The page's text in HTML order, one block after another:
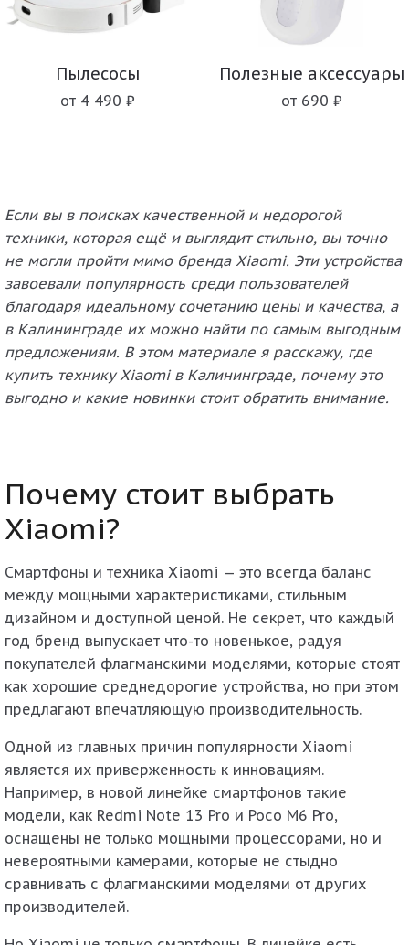
Пылесосы
от 4 490 ₽
Полезные аксессуары
от 690 ₽
Если вы в поисках качественной и недорогой
техники, которая ещё и выглядит стильно, вы точно
не могли пройти мимо бренда Xiaomi. Эти устройства
завоевали популярность среди пользователей
благодаря идеальному сочетанию цены и качества, а
в Калининграде их можно найти по самым выгодным
предложениям. В этом материале я расскажу, где
купить технику Xiaomi в Калининграде, почему это
выгодно и какие новинки стоит обратить внимание.
Почему стоит выбрать
Xiaomi?
Смартфоны и техника Xiaomi — это всегда баланс
между мощными характеристиками, стильным
дизайном и доступной ценой. Не секрет, что каждый
год бренд выпускает что-то новенькое, радуя
покупателей флагманскими моделями, которые стоят
как хорошие среднедорогие устройства, но при этом
предлагают впечатляющую производительность.
Одной из главных причин популярности Xiaomi
является их приверженность к инновациям.
Например, в новой линейке смартфонов такие
модели, как Redmi Note 13 Pro и Poco M6 Pro,
оснащены не только мощными процессорами, но и
невероятными камерами, которые не стыдно
сравнивать с флагманскими моделями от других
производителей.